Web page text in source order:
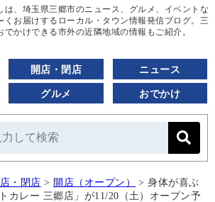
は、埼玉県三郷市のニュース、グルメ、イベントな
くお届けするローカル・タウン情報発信ブログ。三
でかけできる市外の近隣地域の情報もご紹介。
開店・閉店 ニュース
グルメ おでかけ
・閉店 > 開店（オープン） > 身体が喜ぶ
カレー 三郷店」が11/20（土）オープン予